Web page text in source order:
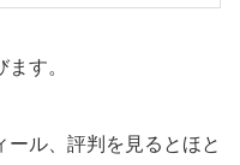
す。
ル、評判を見るとほと